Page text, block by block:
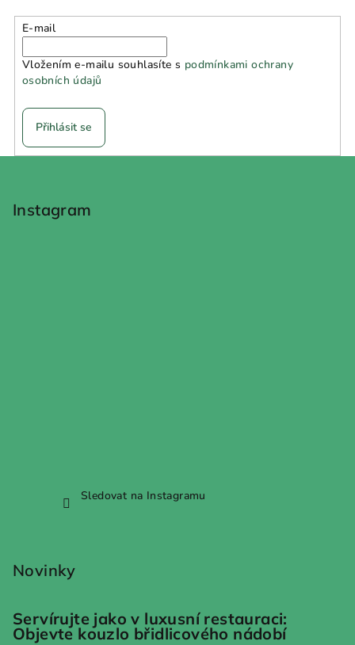
E-mail
Vložením e-mailu souhlasíte s podmínkami ochrany
osobních údajů
Přihlásit se
Instagram
Sledovat na Instagramu
Novinky
Servírujte jako v luxusní restauraci:
Objevte kouzlo břidlicového nádobí